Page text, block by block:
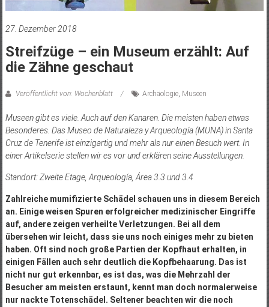
27. Dezember 2018
Streifzüge – ein Museum erzählt: Auf
die Zähne geschaut
Veröffentlicht von: Wochenblatt Archäologie, Museen
Museen gibt es viele. Auch auf den Kanaren. Die meisten haben etwas
Besonderes. Das Museo de Naturaleza y Arqueología (MUNA) in Santa
Cruz de Tenerife ist einzigartig und mehr als nur einen Besuch wert. In
einer Artikelserie stellen wir es vor und erklären seine Ausstellungen.
Standort: Zweite Etage, Arqueología, Área 3.3 und 3.4
Zahlreiche mumifizierte Schädel schauen uns in diesem Bereich
an. Einige weisen Spuren erfolgreicher medizinischer Eingriffe
auf, andere zeigen verheilte Verletzungen. Bei all dem
übersehen wir leicht, dass sie uns noch einiges mehr zu bieten
haben. Oft sind noch große Partien der Kopfhaut erhalten, in
einigen Fällen auch sehr deutlich die Kopfbehaarung. Das ist
nicht nur gut erkennbar, es ist das, was die Mehrzahl der
Besucher am meisten erstaunt, kennt man doch normalerweise
nur nackte Totenschädel. Seltener beachten wir die noch